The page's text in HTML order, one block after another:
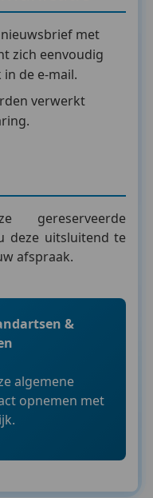
met
zich eenvoudig
de e-mail.
verwerkt
deze uitsluitend te
afspraak.
&
algemene
opnemen met